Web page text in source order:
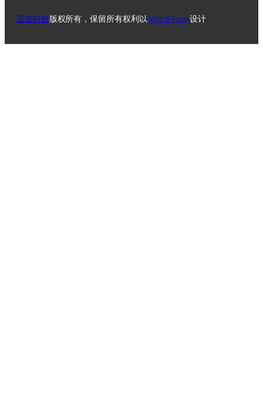
店加科技版权所有，保留所有权利以WordPress设计